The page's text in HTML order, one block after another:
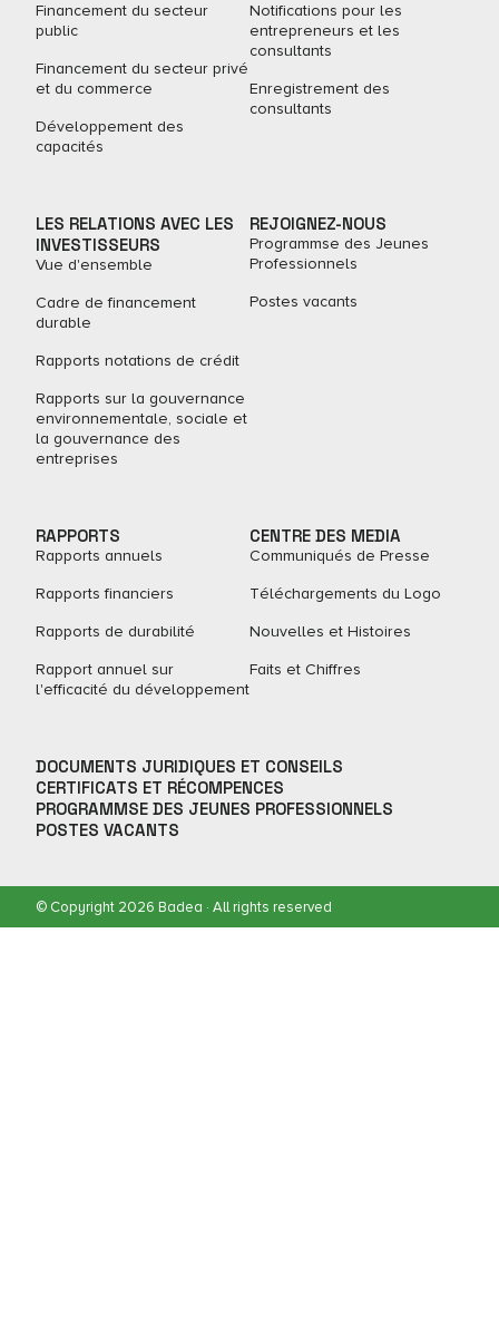
Financement du secteur
public
Financement du secteur privé
et du commerce
Développement des
capacités
Notifications pour les
entrepreneurs et les
consultants
Enregistrement des
consultants
LES RELATIONS AVEC LES
INVESTISSEURS
Vue d'ensemble
Cadre de financement
durable
Rapports notations de crédit
Rapports sur la gouvernance
environnementale, sociale et
la gouvernance des
entreprises
REJOIGNEZ-NOUS
Programmse des Jeunes
Professionnels
Postes vacants
RAPPORTS
Rapports annuels
Rapports financiers
Rapports de durabilité
Rapport annuel sur
l'efficacité du développement
CENTRE DES MEDIA
Communiqués de Presse
Téléchargements du Logo
Nouvelles et Histoires
Faits et Chiffres
DOCUMENTS JURIDIQUES ET CONSEILS
CERTIFICATS ET RÉCOMPENCES
PROGRAMMSE DES JEUNES PROFESSIONNELS
POSTES VACANTS
© Copyright 2026 Badea · All rights reserved